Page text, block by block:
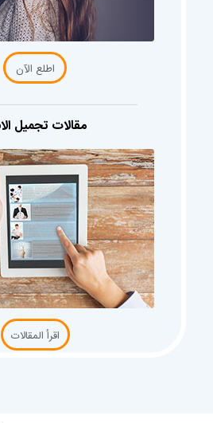
اطلع الآن
مقالات تجميل
اقرأ المقالات